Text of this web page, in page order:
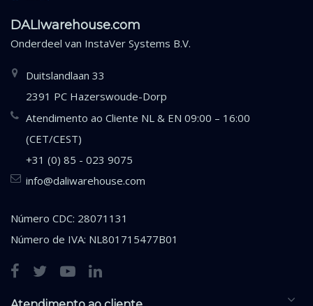
DALIwarehouse.com
Onderdeel van InstaVer Systems B.V.
Duitslandlaan 33
2391 PC Hazerswoude-Dorp
Atendimento ao Cliente NL & EN 09:00 – 16:00
(CET/CEST)
+31 (0) 85 - 023 9075
info@daliwarehouse.com
Número CDC: 28071131
Número de IVA: NL801715477B01